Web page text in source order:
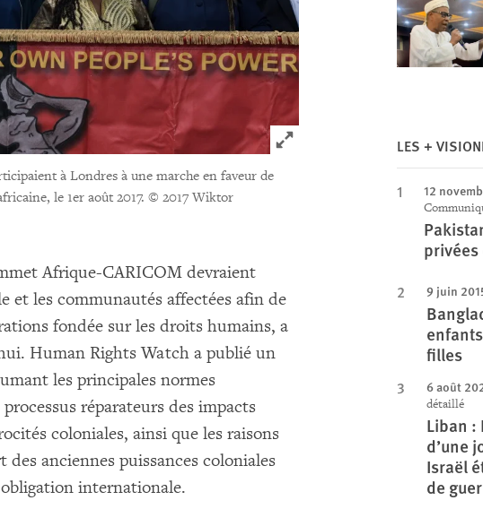
Click to expand Image
à Londres à une marche en faveur de
le 1er août 2017. © 2017 Wiktor
Afrique-CARICOM devraient
les communautés affectées afin de
fondée sur les droits humains, a
Human Rights Watch a publié un
les principales normes
réparateurs des impacts
coloniales, ainsi que les raisons
anciennes puissances coloniales
internationale.
LES +
12
privées
9 juin
filles
6 août
détaillé
Liban :
d’une
Israël
de